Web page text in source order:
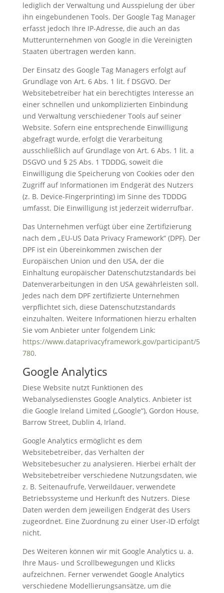
lediglich der Verwaltung und Ausspielung der über
ihn eingebundenen Tools. Der Google Tag Manager
erfasst jedoch Ihre IP-Adresse, die auch an das
Mutterunternehmen von Google in die Vereinigten
Staaten übertragen werden kann.
Der Einsatz des Google Tag Managers erfolgt auf
Grundlage von Art. 6 Abs. 1 lit. f DSGVO. Der
Websitebetreiber hat ein berechtigtes Interesse an
einer schnellen und unkomplizierten Einbindung
und Verwaltung verschiedener Tools auf seiner
Website. Sofern eine entsprechende Einwilligung
abgefragt wurde, erfolgt die Verarbeitung
ausschließlich auf Grundlage von Art. 6 Abs. 1 lit. a
DSGVO und § 25 Abs. 1 TDDDG, soweit die
Einwilligung die Speicherung von Cookies oder den
Zugriff auf Informationen im Endgerät des Nutzers
(z. B. Device-Fingerprinting) im Sinne des TDDDG
umfasst. Die Einwilligung ist jederzeit widerrufbar.
Das Unternehmen verfügt über eine Zertifizierung
nach dem „EU-US Data Privacy Framework“ (DPF). Der
DPF ist ein Übereinkommen zwischen der
Europäischen Union und den USA, der die
Einhaltung europäischer Datenschutzstandards bei
Datenverarbeitungen in den USA gewährleisten soll.
Jedes nach dem DPF zertifizierte Unternehmen
verpflichtet sich, diese Datenschutzstandards
einzuhalten. Weitere Informationen hierzu erhalten
Sie vom Anbieter unter folgendem Link:
https://www.dataprivacyframework.gov/participant/5
780.
Google Analytics
Diese Website nutzt Funktionen des
Webanalysedienstes Google Analytics. Anbieter ist
die Google Ireland Limited („Google“), Gordon House,
Barrow Street, Dublin 4, Irland.
Google Analytics ermöglicht es dem
Websitebetreiber, das Verhalten der
Websitebesucher zu analysieren. Hierbei erhält der
Websitebetreiber verschiedene Nutzungsdaten, wie
z. B. Seitenaufrufe, Verweildauer, verwendete
Betriebssysteme und Herkunft des Nutzers. Diese
Daten werden dem jeweiligen Endgerät des Users
zugeordnet. Eine Zuordnung zu einer User-ID erfolgt
nicht.
Des Weiteren können wir mit Google Analytics u. a.
Ihre Maus- und Scrollbewegungen und Klicks
aufzeichnen. Ferner verwendet Google Analytics
verschiedene Modellierungsansätze, um die